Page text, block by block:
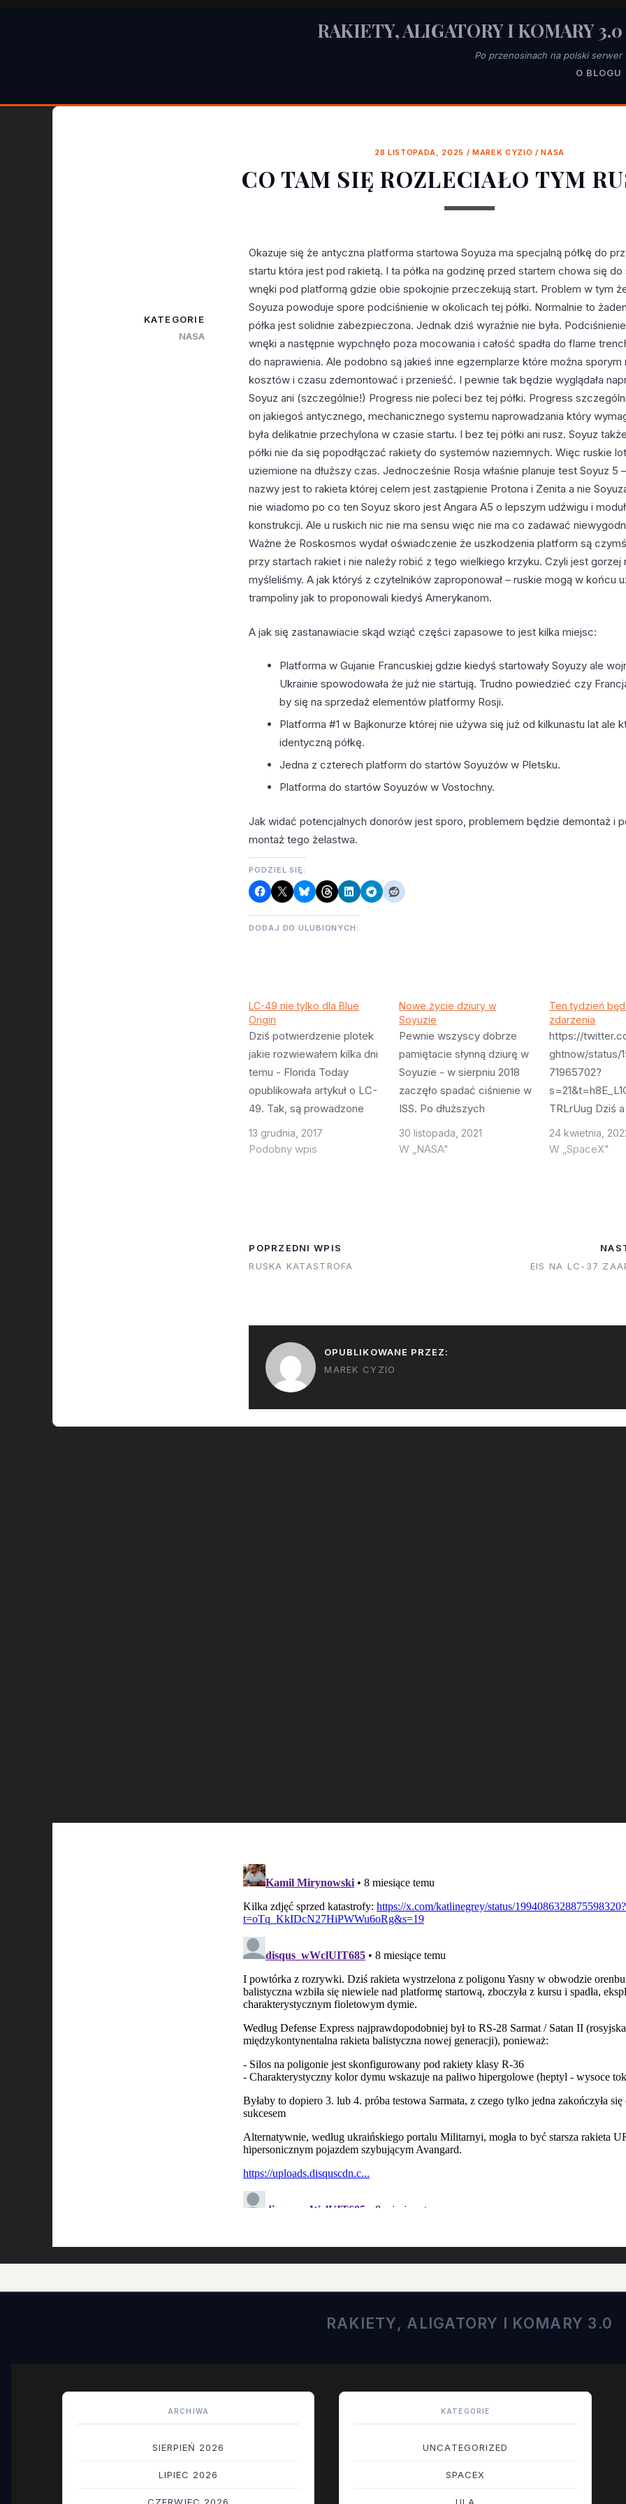
RAKIETY, ALIGATORY I KOMARY 3.0
Po przenosinach na polski serwer
O BLOGU
28 LISTOPADA, 2025 / MAREK CYZIO /NASA
CO TAM SIĘ ROZLECIAŁO TYM
Okazuje się że antyczna platforma startowa Soyuza ma specjalną półkę do
startu która jest pod rakietą. I ta półka na godzinę przed startem chowa się do
wnęki pod platformą gdzie obie spokojnie przeczekują start. Problem w tym
Soyuza powoduje spore podciśnienie w okolicach tej półki. Normalnie to
półka jest solidnie zabezpieczona. Jednak dziś wyraźnie nie była.
wnęki a następnie wypchnęło poza mocowania i całość spadła do flame
do naprawienia. Ale podobno są jakieś inne egzemplarze które można sporym
kosztów i czasu zdemontować i przenieść. I pewnie tak będzie wyglądała
Soyuz ani (szczególnie!) Progress nie poleci bez tej półki. Progress
on jakiegoś antycznego, mechanicznego systemu naprowadzania który
była delikatnie przechylona w czasie startu. I bez tej półki ani rusz. Soyuz
półki nie da się popodłączać rakiety do systemów naziemnych. Więc ruskie
uziemione na dłuższy czas. Jednocześnie Rosja właśnie planuje test Soyuz 5
nazwy jest to rakieta której celem jest zastąpienie Protona i Zenita a nie
nie wiadomo po co ten Soyuz skoro jest Angara A5 o lepszym udźwigu i
konstrukcji. Ale u ruskich nic nie ma sensu więc nie ma co zadawać
Ważne że Roskosmos wydał oświadczenie że uszkodzenia platform są
przy startach rakiet i nie należy robić z tego wielkiego krzyku. Czyli jest gorzej
myśleliśmy. A jak któryś z czytelników zaproponował – ruskie mogą w końcu
trampoliny jak to proponowali kiedyś Amerykanom.
A jak się zastanawiacie skąd wziąć części zapasowe to jest kilka miejsc:
Platforma w Gujanie Francuskiej gdzie kiedyś startowały Soyuzy ale
Ukrainie spowodowała że już nie startują. Trudno powiedzieć czy
by się na sprzedaż elementów platformy Rosji.
Platforma #1 w Bajkonurze której nie używa się już od kilkunastu lat ale
identyczną półkę.
Jedna z czterech platform do startów Soyuzów w Pletsku.
Platforma do startów Soyuzów w Vostochny.
Jak widać potencjalnych donorów jest sporo, problemem będzie demontaż i
montaż tego żelastwa.
PODZIEL SIĘ:
DODAJ DO ULUBIONYCH:
LC-49 nie tylko dla Blue
Origin
Dziś potwierdzenie plotek
jakie rozwiewałem kilka dni
temu - Florida Today
opublikowała artykuł o LC-
49. Tak, są prowadzone
rozmowy na temat budowy
tej platformy ale jej cześć
ewakuować pełno
budynków i…
13 grudnia, 2017
Podobny wpis
Nowe życie dziury w
Soyuzie
Pewnie wszyscy dobrze
pamiętacie słynną dziurę w
Soyuzie - w sierpniu 2018
zaczęło spadać ciśnienie w
ISS. Po dłuższych
poszukiwaniach okazało się
że przyczyną jest mała
30 listopada, 2021
W „NASA"
Ten tydzień
zdarzenia
https://
ghtnow/status/
71965702?
TRLrUug Dziś
jutro czasu
nigeryjscy
gdzieś na
Jednocześnie
o nieludzkiej
24 kwietnia,
W „SpaceX"
POPRZEDNI WPIS
RUSKA KATASTROFA
EIS NA LC-37
KATEGORIE
NASA
OPUBLIKOWANE PRZEZ:
MAREK CYZIO
RAKIETY, ALIGATORY I KOMARY 3.0
ARCHIWA
SIERPIEŃ 2026
LIPIEC 2026
CZERWIEC 2026
KATEGORIE
UNCATEGORIZED
SPACEX
ULA